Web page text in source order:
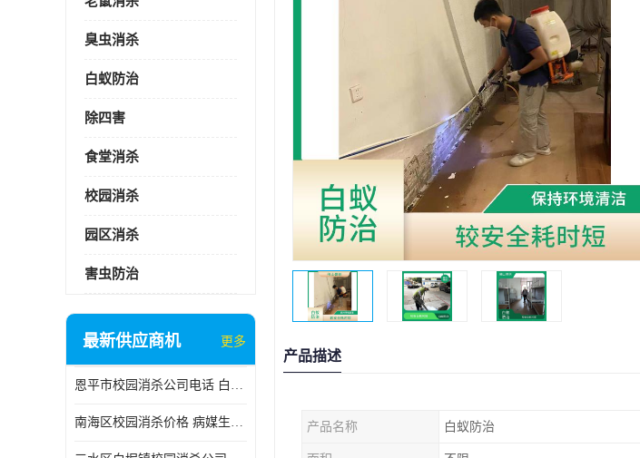
臭虫消杀
白蚁防治
除四害
食堂消杀
校园消杀
园区消杀
害虫防治
最新供应商机 更多
恩平市校园消杀公司电话 白蚁工程
南海区校园消杀价格 病媒生物防治
产品描述
产品名称 白蚁防治